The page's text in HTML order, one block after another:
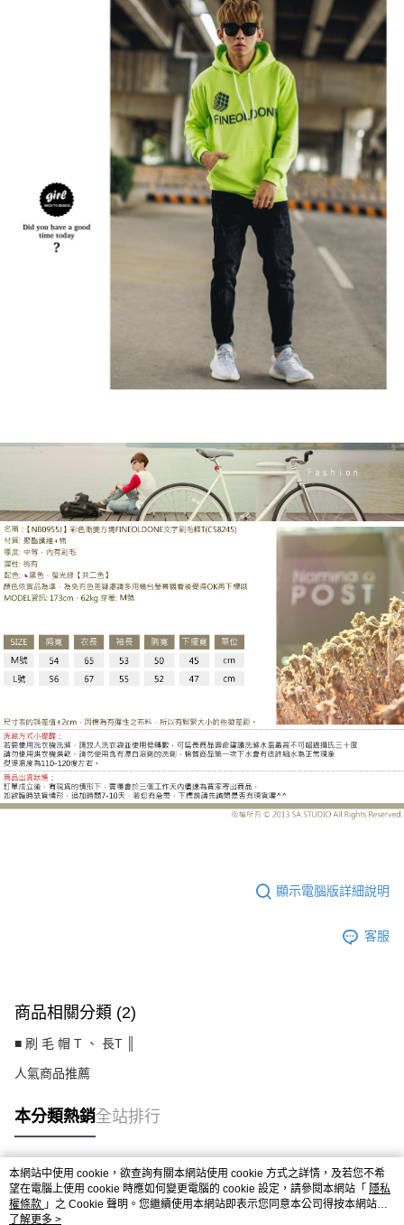
顯示電腦版詳細說明
客服
商品相關分類 (2)
■ 刷 毛 帽 T 、 長T ║
人氣商品推薦
本分類熱銷全站排行
熱門標籤
本網站中使用 cookie，欲查詢有關本網站使用 cookie 方式之詳情，及若您不希
望在電腦上使用 cookie 時應如何變更電腦的 cookie 設定，請參閱本網站「 隱私
權條款 」之 Cookie 聲明。您繼續使用本網站即表示您同意本公司得按本網站使
用條款之 Cookie 聲明使用 cookie。
了解更多 >